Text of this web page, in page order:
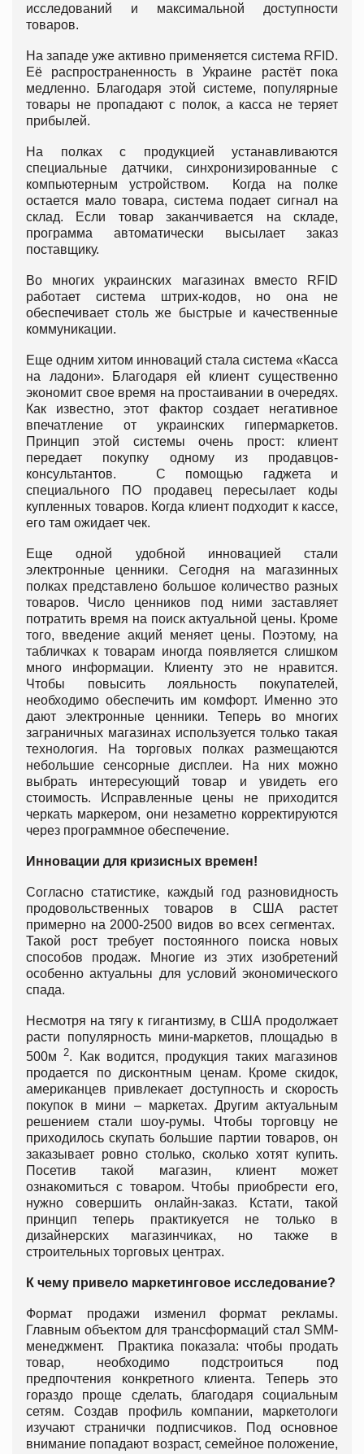
исследований и максимальной доступности
товаров.
На западе уже активно применяется система RFID.
Её распространенность в Украине растёт пока
медленно. Благодаря этой системе, популярные
товары не пропадают с полок, а касса не теряет
прибылей.
На полках с продукцией устанавливаются
специальные датчики, синхронизированные с
компьютерным устройством. Когда на полке
остается мало товара, система подает сигнал на
склад. Если товар заканчивается на складе,
программа автоматически высылает заказ
поставщику.
Во многих украинских магазинах вместо RFID
работает система штрих-кодов, но она не
обеспечивает столь же быстрые и качественные
коммуникации.
Еще одним хитом инноваций стала система «Касса
на ладони». Благодаря ей клиент существенно
экономит свое время на простаивании в очередях.
Как известно, этот фактор создает негативное
впечатление от украинских гипермаркетов.
Принцип этой системы очень прост: клиент
передает покупку одному из продавцов-
консультантов. С помощью гаджета и
специального ПО продавец пересылает коды
купленных товаров. Когда клиент подходит к кассе,
его там ожидает чек.
Еще одной удобной инновацией стали
электронные ценники. Сегодня на магазинных
полках представлено большое количество разных
товаров. Число ценников под ними заставляет
потратить время на поиск актуальной цены. Кроме
того, введение акций меняет цены. Поэтому, на
табличках к товарам иногда появляется слишком
много информации. Клиенту это не нравится.
Чтобы повысить лояльность покупателей,
необходимо обеспечить им комфорт. Именно это
дают электронные ценники. Теперь во многих
заграничных магазинах используется только такая
технология. На торговых полках размещаются
небольшие сенсорные дисплеи. На них можно
выбрать интересующий товар и увидеть его
стоимость. Исправленные цены не приходится
черкать маркером, они незаметно корректируются
через программное обеспечение.
Инновации для кризисных времен!
Согласно статистике, каждый год разновидность
продовольственных товаров в США растет
примерно на 2000-2500 видов во всех сегментах.
Такой рост требует постоянного поиска новых
способов продаж. Многие из этих изобретений
особенно актуальны для условий экономического
спада.
Несмотря на тягу к гигантизму, в США продолжает
расти популярность мини-маркетов, площадью в
500м 2. Как водится, продукция таких магазинов
продается по дисконтным ценам. Кроме скидок,
американцев привлекает доступность и скорость
покупок в мини – маркетах. Другим актуальным
решением стали шоу-румы. Чтобы торговцу не
приходилось скупать большие партии товаров, он
заказывает ровно столько, сколько хотят купить.
Посетив такой магазин, клиент может
ознакомиться с товаром. Чтобы приобрести его,
нужно совершить онлайн-заказ. Кстати, такой
принцип теперь практикуется не только в
дизайнерских магазинчиках, но также в
строительных торговых центрах.
К чему привело маркетинговое исследование?
Формат продажи изменил формат рекламы.
Главным объектом для трансформаций стал SMM-
менеджмент. Практика показала: чтобы продать
товар, необходимо подстроиться под
предпочтения конкретного клиента. Теперь это
гораздо проще сделать, благодаря социальным
сетям. Создав профиль компании, маркетологи
изучают странички подписчиков. Под основное
внимание попадают возраст, семейное положение,